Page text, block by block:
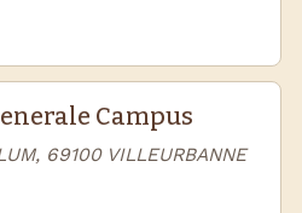
Campus
69100 VILLEURBANNE